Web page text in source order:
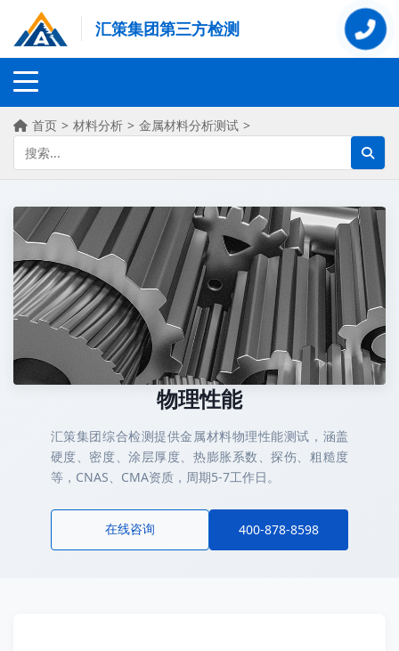
汇策集团第三方检测
首页 > 材料分析 > 金属材料分析测试 >
物理性能
汇策集团综合检测提供金属材料物理性能测试，涵盖
硬度、密度、涂层厚度、热膨胀系数、探伤、粗糙度
等，CNAS、CMA资质，周期5-7工作日。
在线咨询 400-878-8598